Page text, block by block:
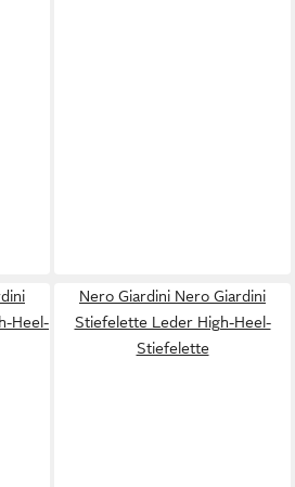
Heel-
Nero Giardini Nero Giardini
Stiefelette Leder High-Heel-
Stiefelette